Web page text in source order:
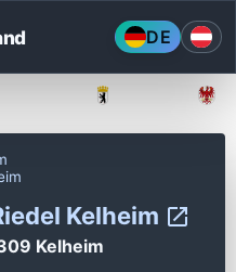
DE
Kelheim
Kelheim